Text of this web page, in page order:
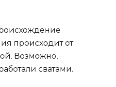
происходит от
Возможно,
сватами.